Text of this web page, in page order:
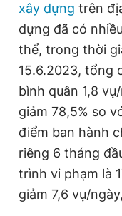
Tiện ích
Thông tin tòa
Đọc Thanh Niên
xây dựng trên
dựng đã có
thể, trong thời
15.6.2023, tổng
bình quân 1,8
giảm 78,5% so
điểm ban hành
riêng 6 tháng
trình vi phạm là
giảm 7,6 vụ/